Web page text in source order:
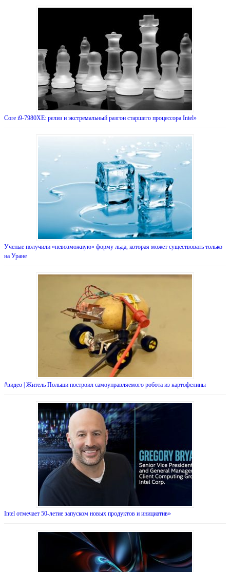
Core i9-7980XE: релиз и экстремальный разгон старшего процессора Intel»
Ученые получили «невозможную» форму льда, которая может существовать только
на Уране
#видео | Житель Польши построил самоуправляемого робота из картофелины
Intel отмечает 50-летие запуском новых продуктов и инициатив»